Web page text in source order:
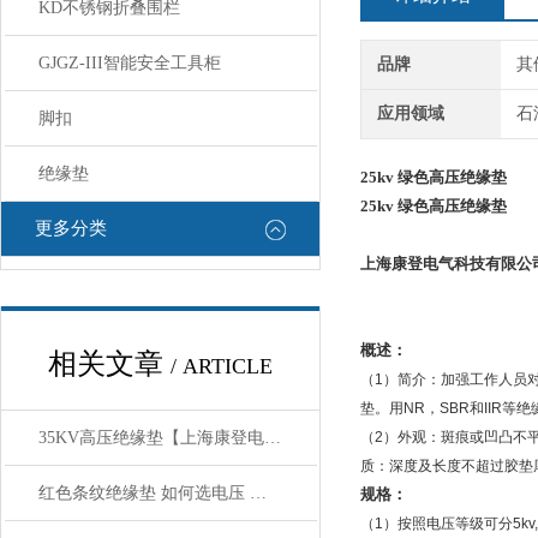
KD不锈钢折叠围栏
GJGZ-III智能安全工具柜
脚扣
绝缘垫
更多分类
相关文章 / ARTICLE
35KV高压绝缘垫【上海康登电气】概述：
红色条纹绝缘垫 如何选电压 选厚度
品牌 其
应用领域 石
25kv 绿色高压绝缘垫
25kv 绿色高压绝缘垫
上海康登电气科技有限公
概述：
（1）简介：加强工作人
垫。用NR，SBR和IIR等绝
（2）外观：斑痕或凹凸
质：深度及长度不超过胶
规格：
（1）按照电压等级可分